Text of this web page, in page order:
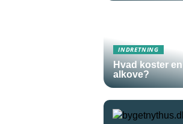
INDRETNING
Hvad koster en
alkove?